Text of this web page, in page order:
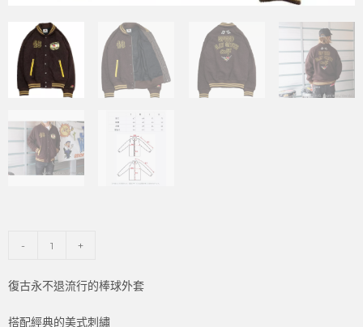
- +
復古永不退流行的棒球外套
搭配經典的美式刺繡